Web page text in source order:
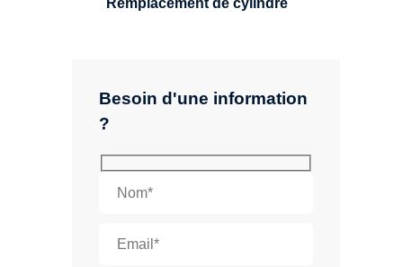
Besoin d'une information
?